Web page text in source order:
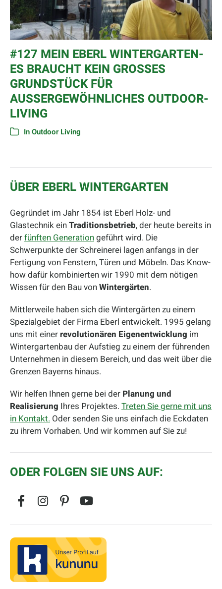
#127 MEIN EBERL WINTERGARTEN-
ES BRAUCHT KEIN GROSSES G
RUNDSTÜCK FÜR A
USSERGEWÖHNLICHES OUTDOOR-LI
VING
InOutdoor Living
ÜBER EBERL WINTERGARTEN
Gegründet im Jahr 1854 ist Eberl Holz- und
Glastechnik einTraditionsbetrieb, der heute bereits in
derfünften Generationgeführt wird. Die
Schwerpunkte der Schreinerei lagen anfangs in der
Fertigung von Fenstern, Türen und Möbeln. Das Know-
how dafür kombinierten wir 1990 mit dem nötigen
Wissen für den Bau vonWintergärten.
Mittlerweile haben sich die Wintergärten zu einem
Spezialgebiet der Firma Eberl entwickelt. 1995 gelang
uns mit einer revolutionären Eigenentwicklung im
Wintergartenbau der Aufstieg zu einem der führenden
Unternehmen in diesem Bereich, und das weit über die
Grenzen Bayerns hinaus.
Wir helfen Ihnen gerne bei der Planung und
Realisierung Ihres Projektes. Treten Sie gerne mit uns
in Kontakt. Oder senden Sie uns einfach die Eckdaten
zu ihrem Vorhaben. Und wir kommen auf Sie zu!
ODER FOLGEN SIE UNS AUF: